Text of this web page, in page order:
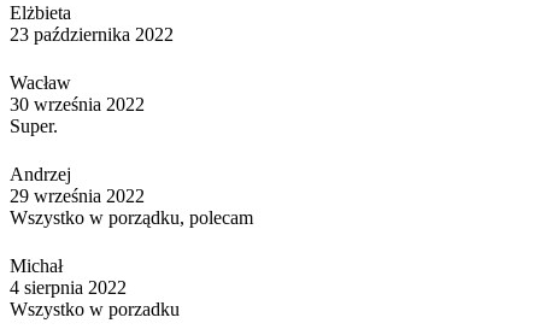
Elżbieta
23 października 2022
Wacław
30 września 2022
Super.
Andrzej
29 września 2022
Wszystko w porządku, polecam
Michał
4 sierpnia 2022
Wszystko w porzadku